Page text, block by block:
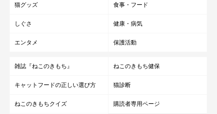
猫グッズ 食事・フード
しぐさ 健康・病気
エンタメ 保護活動
雑誌『ねこのきもち』 ねこのきもち健保
キャットフードの正しい選び方 猫診断
ねこのきもちクイズ 購読者専用ページ